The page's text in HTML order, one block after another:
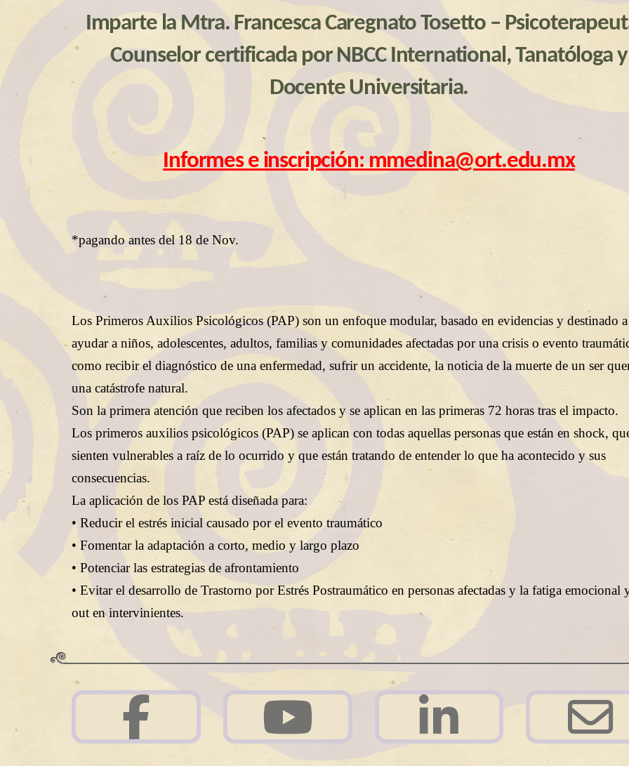
Imparte la Mtra. Francesca Caregnato Tosetto –
Counselor certificada por NBCC International, Tanatóloga y
Docente Universitaria.
Informes e inscripción: mmedina@ort.edu.mx
*pagando antes del 18 de Nov.
Los Primeros Auxilios Psicológicos (PAP) son un enfoque modular, basado en evidencias y destinado a
ayudar a niños, adolescentes, adultos, familias y comunidades afectadas por una crisis o evento
como recibir el diagnóstico de una enfermedad, sufrir un accidente, la noticia de la muerte de un ser
una catástrofe natural.
Son la primera atención que reciben los afectados y se aplican en las primeras 72 horas tras el impacto.
Los primeros auxilios psicológicos (PAP) se aplican con todas aquellas personas que están en shock,
sienten vulnerables a raíz de lo ocurrido y que están tratando de entender lo que ha acontecido y sus
consecuencias.
La aplicación de los PAP está diseñada para:
• Reducir el estrés inicial causado por el evento traumático
• Fomentar la adaptación a corto, medio y largo plazo
• Potenciar las estrategias de afrontamiento
• Evitar el desarrollo de Trastorno por Estrés Postraumático en personas afectadas y la fatiga emocional
out en intervinientes.